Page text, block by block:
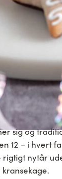
sig og
12 – i hvert
nytår